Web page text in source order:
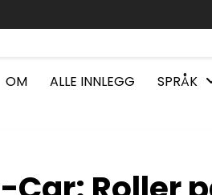
OM ALLE INNLEGG SPRÅK